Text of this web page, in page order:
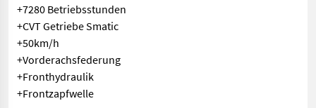
+7280 Betriebsstunden
+CVT Getriebe Smatic
+50km/h
+Vorderachsfederung
+Fronthydraulik
+Frontzapfwelle